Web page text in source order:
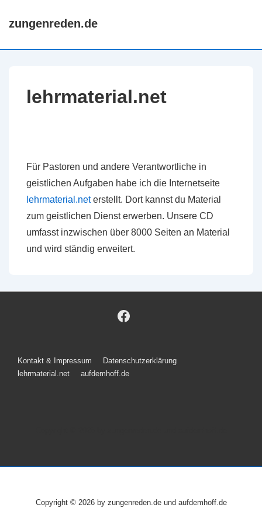
Zumzungenreden.de
lehrmaterial.net
Für Pastoren und andere Verantwortliche in
geistlichen Aufgaben habe ich die Internetseite
lehrmaterial.neterstellt. Dort kannst du Material
zum geistlichen Dienst erwerben. Unsere CD
umfasst inzwischen über 8000 Seiten an Material
und wird ständig erweitert.
Footer-
Kontakt & Impressum
Datenschutzerklärung
lehrmaterial.net
aufdemhoff.de
Copyright © 2026 by zungenreden.de und aufdemhoff.de